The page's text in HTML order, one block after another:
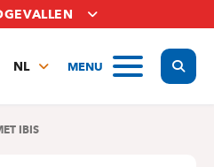
MENU
NL
EN
IBIS